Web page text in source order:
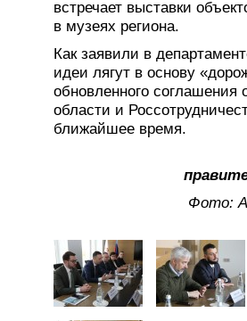
встречает выставки
в музеях региона.
Как заявили в
идеи лягут в основу
обновленного соглашения
области и
ближайшее время.
Фото: